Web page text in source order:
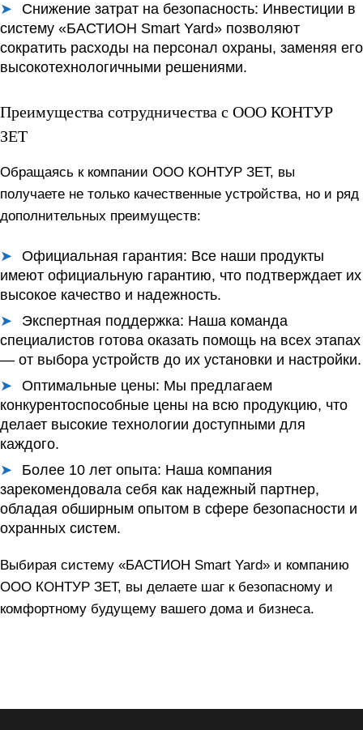
Снижение затрат на безопасность: Инвестиции в
систему «БАСТИОН Smart Yard» позволяют
сократить расходы на персонал охраны, заменяя его
высокотехнологичными решениями.
Преимущества сотрудничества с ООО КОНТУР
ЗЕТ
Обращаясь к компании ООО КОНТУР ЗЕТ, вы
получаете не только качественные устройства, но и ряд
дополнительных преимуществ:
Официальная гарантия: Все наши продукты
имеют официальную гарантию, что подтверждает их
высокое качество и надежность.
Экспертная поддержка: Наша команда
специалистов готова оказать помощь на всех этапах
— от выбора устройств до их установки и настройки.
Оптимальные цены: Мы предлагаем
конкурентоспособные цены на всю продукцию, что
делает высокие технологии доступными для
каждого.
Более 10 лет опыта: Наша компания
зарекомендовала себя как надежный партнер,
обладая обширным опытом в сфере безопасности и
охранных систем.
Выбирая систему «БАСТИОН Smart Yard» и компанию
ООО КОНТУР ЗЕТ, вы делаете шаг к безопасному и
комфортному будущему вашего дома и бизнеса.